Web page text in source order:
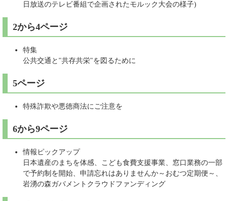
日放送のテレビ番組で企画されたモルック大会の様子)
2から4ページ
特集
公共交通と"共存共栄"を図るために
5ページ
特殊詐欺や悪徳商法にご注意を
6から9ページ
情報ピックアップ
​日本遺産のまちを体感、こども食費支援事業、窓口業務の一部
で予約制を開始、申請忘れはありませんか～おむつ定期便～、
岩湧の森ガバメントクラウドファンディング